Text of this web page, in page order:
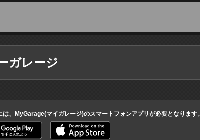
ガレージ
は、MyGarage(マイガレージ)のスマートフォンアプリが必要となります。